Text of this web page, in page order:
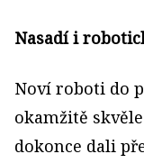
Nasadí i
Noví roboti do
okamžitě
dokonce dali